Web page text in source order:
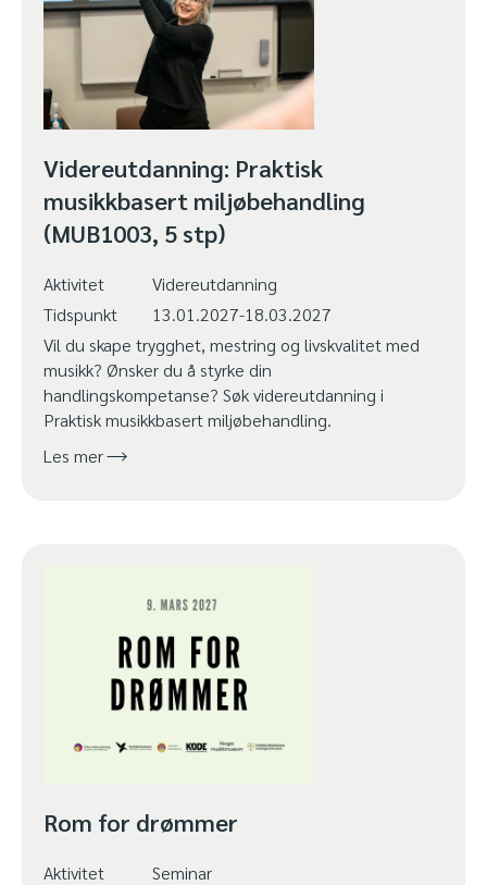
Videreutdanning: Praktisk
musikkbasert miljøbehandling
(MUB1003, 5 stp)
Aktivitet
Videreutdanning
Tidspunkt
13.01.2027-18.03.2027
Vil du skape trygghet, mestring og livskvalitet med
musikk? Ønsker du å styrke din
handlingskompetanse? Søk videreutdanning i
Praktisk musikkbasert miljøbehandling.
Les mer
Rom for drømmer
Aktivitet
Seminar